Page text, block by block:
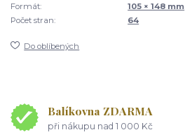
Formát:
105 × 148 mm
Počet stran:
64
Do oblíbených
Balíkovna ZDARMA
při nákupu nad 1 000 Kč